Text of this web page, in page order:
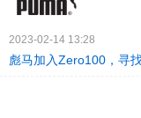
2023-02-14 13:28
彪马加入Zero100，寻